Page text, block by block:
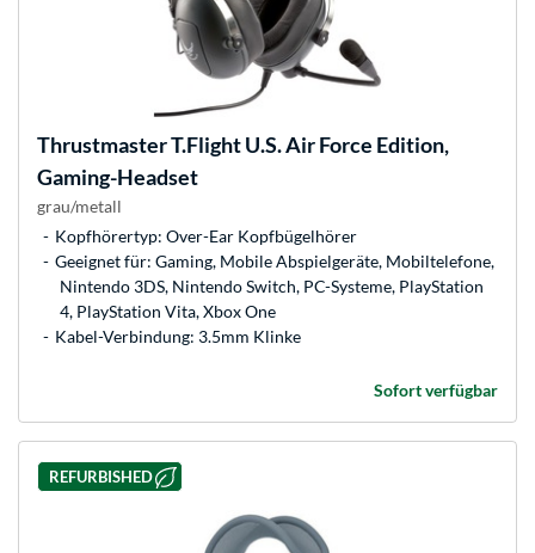
ThrustmasterT.Flight U.S. Air Force Edition,
Gaming-Headset
grau/metall
Kopfhörertyp: Over-Ear Kopfbügelhörer
Geeignet für: Gaming, Mobile Abspielgeräte, Mobiltelefone,
Nintendo 3DS, Nintendo Switch, PC-Systeme, PlayStation
4, PlayStation Vita, Xbox One
Kabel-Verbindung: 3.5mm Klinke
Sofort verfügbar
REFURBISHED